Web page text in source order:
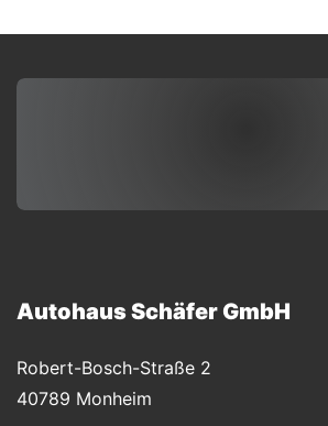
Autohaus Schäfer GmbH
Robert-Bosch-Straße 2
40789 Monheim